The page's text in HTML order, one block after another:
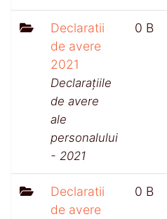
Declaratii
de avere
2021
Declarațiile
de avere
ale
personalului
- 2021
0 B
Declaratii
de avere
0 B